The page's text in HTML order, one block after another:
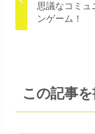
思議なコミュ
ンゲーム！
この記事